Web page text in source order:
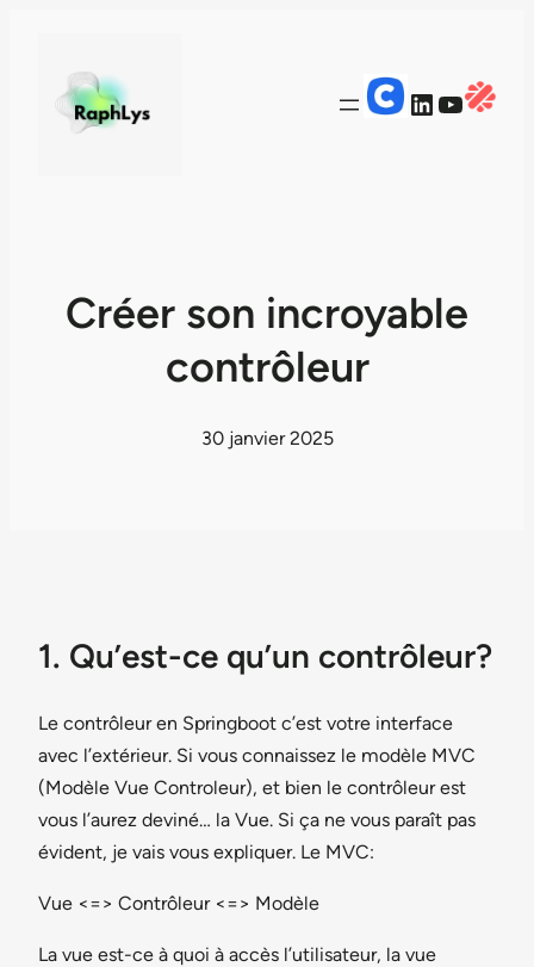
LinkedIn
Créer son incroyable
contrôleur
30 janvier 2025
1. Qu’est-ce qu’un contrôleur?
Le contrôleur en Springboot c’est votre interface
avec l’extérieur. Si vous connaissez le modèle MVC
(Modèle Vue Controleur), et bien le contrôleur est
vous l’aurez deviné… la Vue. Si ça ne vous paraît pas
évident, je vais vous expliquer. Le MVC:
Vue <=> Contrôleur <=> Modèle
La vue est-ce à quoi à accès l’utilisateur, la vue